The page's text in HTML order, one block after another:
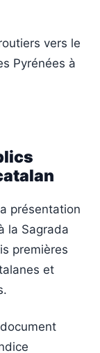
vers le
Pyrénées à
présentation
la Sagrada
premières
et